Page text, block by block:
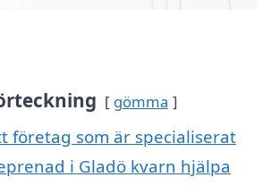
gömma
företag som är specialiserat
i Gladö kvarn hjälpa